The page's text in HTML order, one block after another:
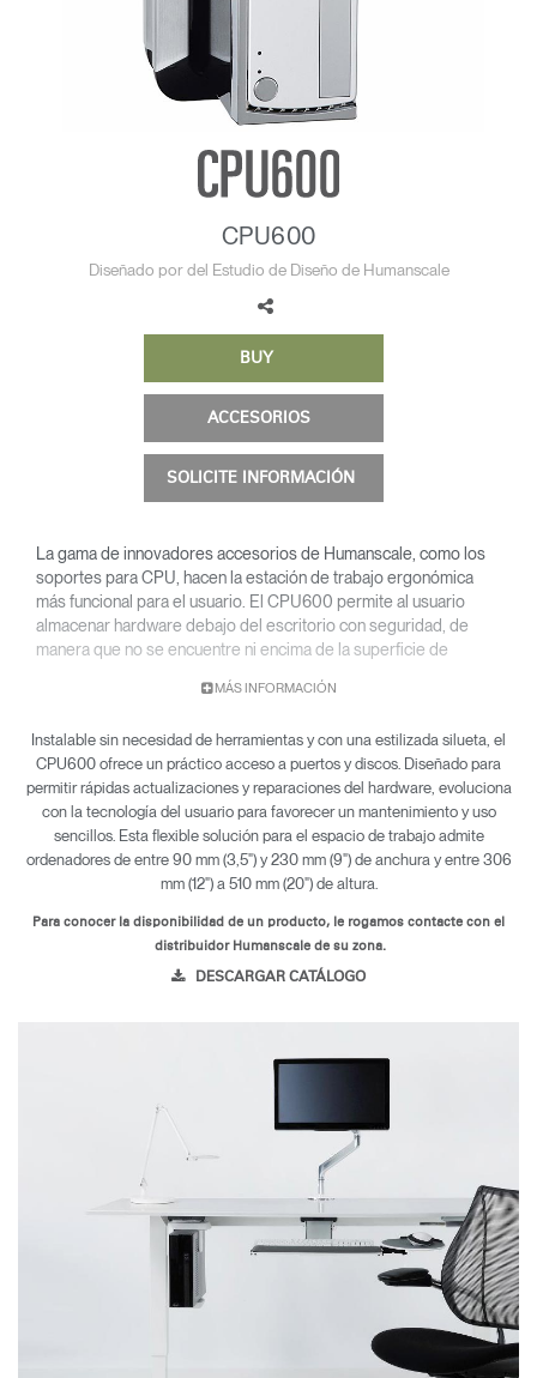
Linkedin
to
Instagram
to
Humanscale
Blog
to
Pinterest
Opens
to
YouTube
CPU600
Diseñado por del Estudio de Diseño de Humanscale
BUY
ACCESORIOS
SOLICITE INFORMACIÓN
La gama de innovadores accesorios de Humanscale, como los
soportes para CPU, hacen la estación de trabajo ergonómica
más funcional para el usuario. El CPU600 permite al usuario
almacenar hardware debajo del escritorio con seguridad, de
manera que no se encuentre ni encima de la superficie de
al usuario, y su diseño inteligente permite que el ordenador se
MÁS INFORMACIÓN
Instalable sin necesidad de herramientas y con una estilizada silueta, el
CPU600 ofrece un práctico acceso a puertos y discos. Diseñado para
permitir rápidas actualizaciones y reparaciones del hardware, evoluciona
con la tecnología del usuario para favorecer un mantenimiento y uso
sencillos. Esta flexible solución para el espacio de trabajo admite
ordenadores de entre 90 mm (3,5") y 230 mm (9") de anchura y entre 306
mm (12") a 510 mm (20") de altura.
Para conocer la disponibilidad de un producto, le rogamos contacte con el
distribuidor Humanscale de su zona.
DESCARGAR CATÁLOGO